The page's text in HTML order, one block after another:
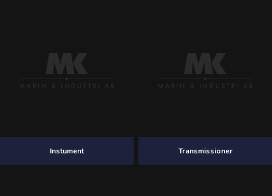
Instument Transmissioner